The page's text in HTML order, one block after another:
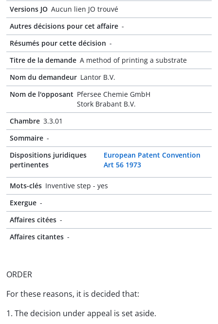
Versions JO Aucun lien JO trouvé
Autres décisions pour cet affaire -
Résumés pour cette décision -
Titre de la demande A method of printing a substrate
Nom du demandeur Lantor B.V.
Nom de l'opposant Pfersee Chemie GmbH
Stork Brabant B.V.
Chambre 3.3.01
Sommaire -
Dispositions juridiques
pertinentes
European Patent Convention
Art 56 1973
Mots-clés Inventive step - yes
Exergue -
Affaires citées -
Affaires citantes -
ORDER
For these reasons, it is decided that:
1. The decision under appeal is set aside.